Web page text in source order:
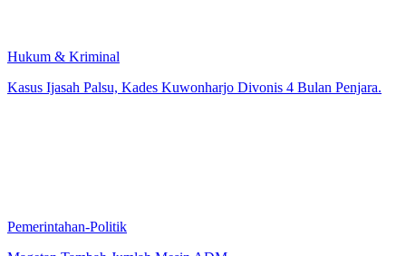
Hukum & Kriminal
Kasus Ijasah Palsu, Kades Kuwonharjo Divonis 4 Bulan Penjara.
Pemerintahan-Politik